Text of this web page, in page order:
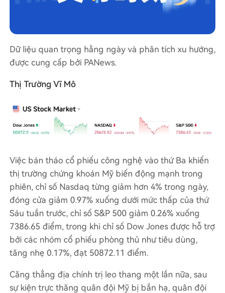
àn Quốc** và **Nhật Bản** dẫn đầu đà bán thá
ọng từ World Cup sắp tới.
Dữ liệu quan trọng hằng ngày và phân tích xu hướng,
được cung cấp bởi PANews.
Thị Trường Vĩ Mô
Việc bán tháo cổ phiếu công nghệ vào thứ Ba khiến
thị trường chứng khoán Mỹ biến động mạnh trong
phiên, chỉ số Nasdaq từng giảm hơn 4% trong ngày,
đóng cửa giảm 0.97% xuống dưới mức thấp của thứ
Sáu tuần trước, chỉ số S&P 500 giảm 0.26% xuống
7386.65 điểm, trong khi chỉ số Dow Jones được hỗ trợ
bởi các nhóm cổ phiếu phòng thủ như tiêu dùng,
tăng nhẹ 0.17%, đạt 50872.11 điểm.
Căng thẳng địa chính trị leo thang một lần nữa, sau
sự kiện trực thăng quân đội Mỹ bị bắn hạ, quân đội